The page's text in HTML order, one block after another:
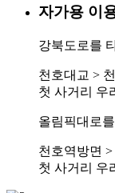
자가용 이
강북도로를
천호대교 >
첫 사거리 우
올림픽대로
천호역방면
첫 사거리 우